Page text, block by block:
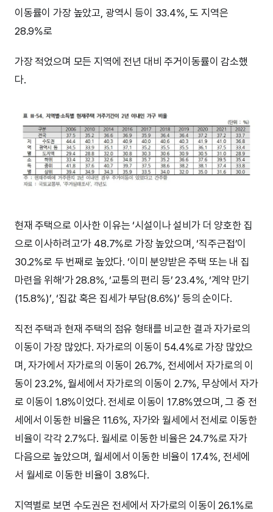
이동률이 가장 높았고, 광역시 등이 33.4%, 도 지역은
28.9%로
가장 적었으며 모든 지역에 전년 대비 주거이동률이 감소했
다.
현재 주택으로 이사한 이유는 ‘시설이나 설비가 더 양호한 집
으로 이사하려고’가 48.7%로 가장 높았으며, ‘직주근접’이
30.2%로 두 번째로 높았다. ‘이미 분양받은 주택 또는 내 집
마련을 위해’가 28.8%, ‘교통의 편리 등’ 23.4%, ‘계약 만기
(15.8%)’, ‘집값 혹은 집세가 부담(8.6%)’ 등의 순이다.
직전 주택과 현재 주택의 점유 형태를 비교한 결과 자가로의
이동이 가장 많았다. 자가로의 이동이 54.4%로 가장 많았으
며, 자가에서 자가로의 이동이 26.7%, 전세에서 자가로의 이
동이 23.2%, 월세에서 자가로의 이동이 2.7%, 무상에서 자가
로 이동이 1.8%이었다. 전세로 이동이 17.8%였으며, 그 중 전
세에서 이동한 비율은 11.6%, 자가와 월세에서 전세로 이동한
비율이 각각 2.7%다. 월세로 이동한 비율은 24.7%로 자가
다음으로 높았으며, 월세에서 이동한 비율이 17.4%, 전세에
서 월세로 이동한 비율이 3.8%다.
지역별로 보면 수도권은 전세에서 자가로의 이동이 26.1%로